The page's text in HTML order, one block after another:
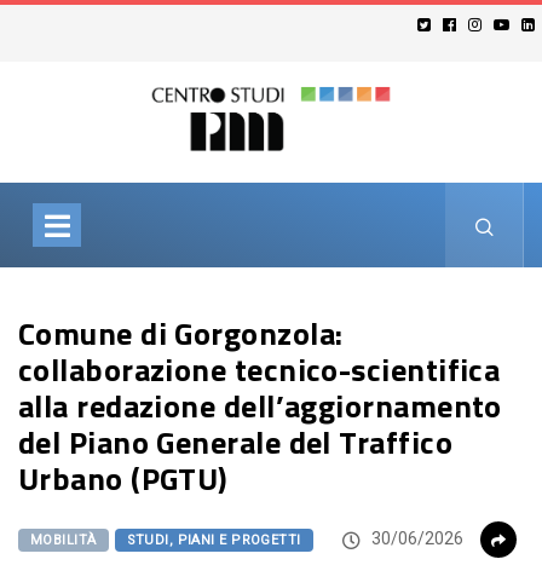
Comune di Gorgonzola:
collaborazione tecnico-scientifica
alla redazione dell’aggiornamento
del Piano Generale del Traffico
Urbano (PGTU)
MOBILITÀ STUDI, PIANI E PROGETTI 30/06/2026